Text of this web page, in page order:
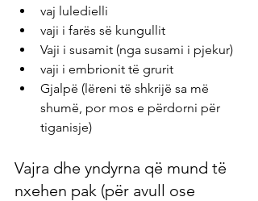
vaj luledielli
vaji i farës së kungullit
Vaji i susamit (nga susami i pjekur)
vaji i embrionit të grurit
Gjalpë (lëreni të shkrijë sa më
shumë, por mos e përdorni për
tiganisje)
Vajra dhe yndyrna që mund të
nxehen pak (për avull ose